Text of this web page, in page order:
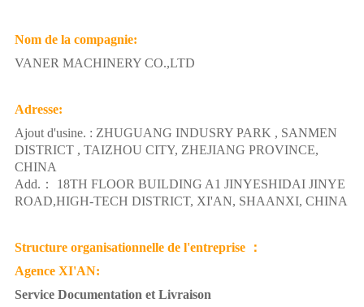
Nom de la compagnie:
VANER MACHINERY CO.,LTD
Adresse:
Ajout d'usine. : ZHUGUANG INDUSRY PARK , SANMEN
DISTRICT , TAIZHOU CITY, ZHEJIANG PROVINCE,
CHINA
Add.： 18TH FLOOR BUILDING A1 JINYESHIDAI JINYE
ROAD,HIGH-TECH DISTRICT, XI'AN, SHAANXI, CHINA
Structure organisationnelle de l'entreprise ：
Agence XI'AN:
Service Documentation et Livraison